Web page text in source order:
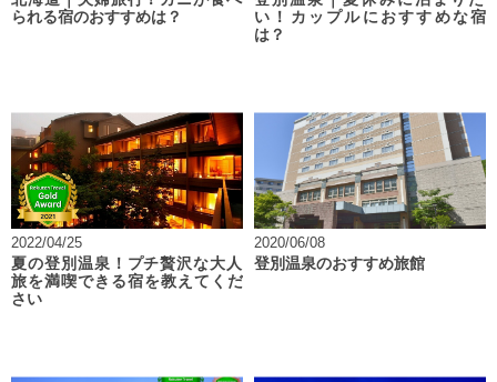
られる宿のおすすめは？
い！カップルにおすすめな宿
は？
2022/04/25
夏の登別温泉！プチ贅沢な大人
旅を満喫できる宿を教えてくだ
さい
2020/06/08
登別温泉のおすすめ旅館